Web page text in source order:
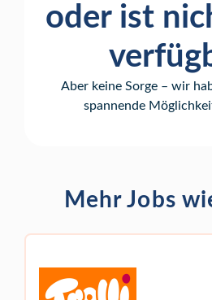
oder ist
Aber keine Sorge – wir
spannende
Mehr Jobs